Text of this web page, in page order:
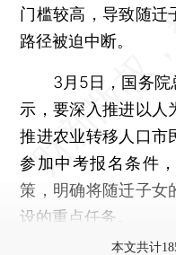
门槛较高，导致随迁
路径被迫中断。
3月5日，国务院
示，要深入推进以人
推进农业转移人口市
参加中考报名条件
策，明确将随迁子女
设的重点任务。
本文共计